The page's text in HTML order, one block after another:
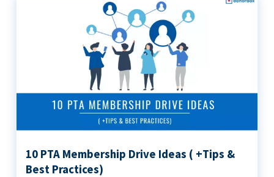
10 PTA Membership Drive Ideas ( +Tips &
Best Practices)